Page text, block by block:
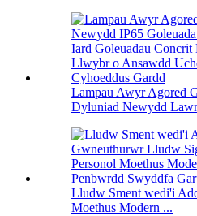
Lampau Awyr Agored
Dyluniad Newydd
Lludw Sment wedi'i
Moethus Modern ...